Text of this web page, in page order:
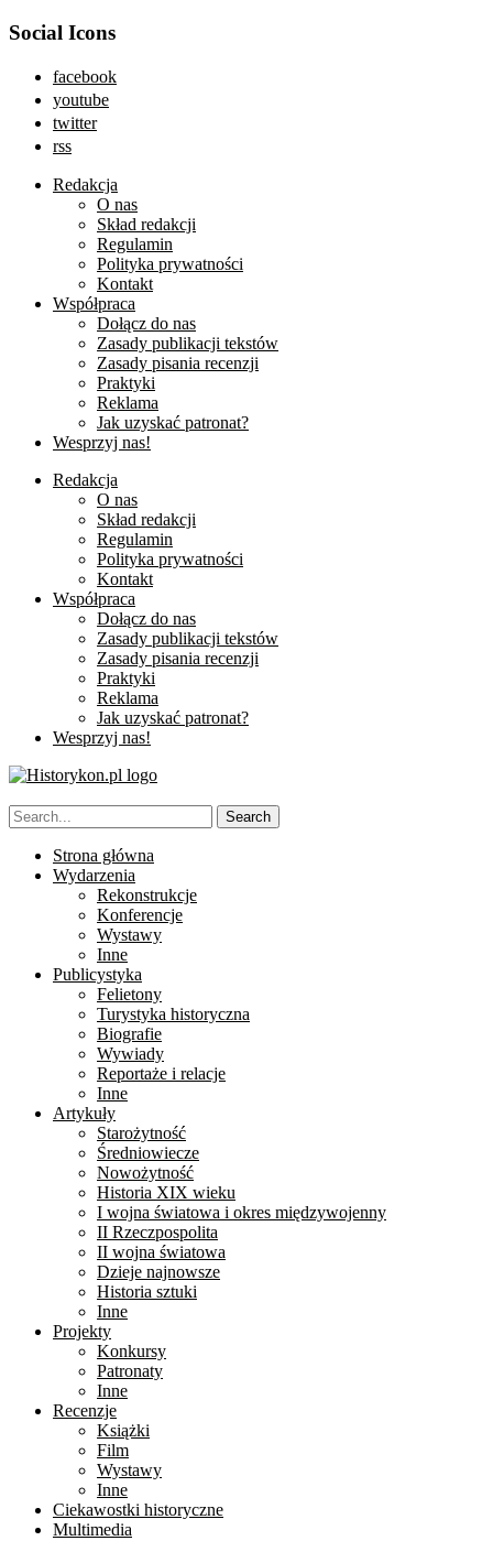
Social Icons
facebook
youtube
twitter
rss
Redakcja
O nas
Skład redakcji
Regulamin
Polityka prywatności
Kontakt
Współpraca
Dołącz do nas
Zasady publikacji tekstów
Zasady pisania recenzji
Praktyki
Reklama
Jak uzyskać patronat?
Wesprzyj nas!
Redakcja
O nas
Skład redakcji
Regulamin
Polityka prywatności
Kontakt
Współpraca
Dołącz do nas
Zasady publikacji tekstów
Zasady pisania recenzji
Praktyki
Reklama
Jak uzyskać patronat?
Wesprzyj nas!
Strona główna
Wydarzenia
Rekonstrukcje
Konferencje
Wystawy
Inne
Publicystyka
Felietony
Turystyka historyczna
Biografie
Wywiady
Reportaże i relacje
Inne
Artykuły
Starożytność
Średniowiecze
Nowożytność
Historia XIX wieku
I wojna światowa i okres międzywojenny
II Rzeczpospolita
II wojna światowa
Dzieje najnowsze
Historia sztuki
Inne
Projekty
Konkursy
Patronaty
Inne
Recenzje
Książki
Film
Wystawy
Inne
Ciekawostki historyczne
Multimedia